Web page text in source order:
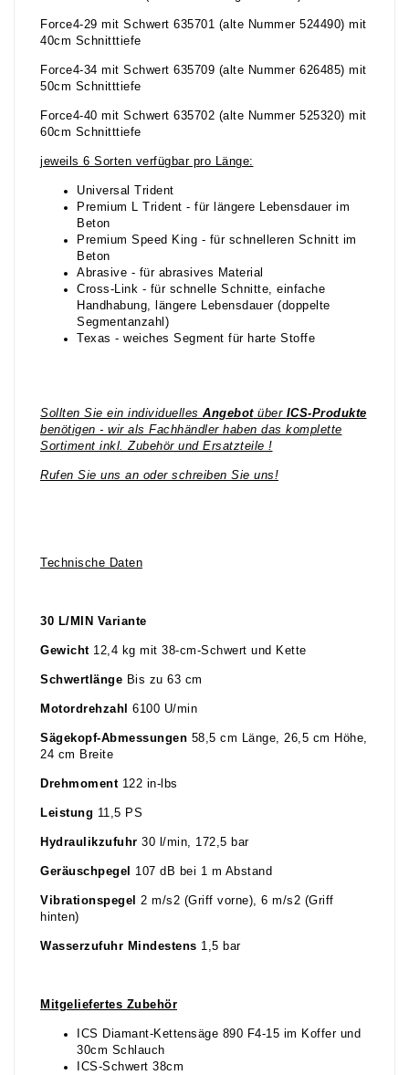
Force4-29 mit Schwert 635701 (alte Nummer 524490) mit
40cm Schnitttiefe
Force4-34 mit Schwert 635709 (alte Nummer 626485) mit
50cm Schnitttiefe
Force4-40 mit Schwert 635702 (alte Nummer 525320) mit
60cm Schnitttiefe
jeweils 6 Sorten verfügbar pro Länge:
Universal Trident
Premium L Trident - für längere Lebensdauer im
Beton
Premium Speed King - für schnelleren Schnitt im
Beton
Abrasive - für abrasives Material
Cross-Link - für schnelle Schnitte, einfache
Handhabung, längere Lebensdauer (doppelte
Segmentanzahl)
Texas - weiches Segment für harte Stoffe
Sollten Sie ein individuelles Angebotüber ICS-Produkte
benötigen - wir als Fachhändler haben das komplette
Sortiment inkl. Zubehör und Ersatzteile !
Rufen Sie uns an oder schreiben Sie uns!
Technische Daten
30 L/MIN Variante
Gewicht 12,4 kg mit 38-cm-Schwert und Kette
Schwertlänge Bis zu 63 cm
Motordrehzahl 6100 U/min
Sägekopf-Abmessungen 58,5 cm Länge, 26,5 cm Höhe,
24 cm Breite
Drehmoment122 in-lbs
Leistung 11,5 PS
Hydraulikzufuhr 30 l/min, 172,5 bar
Geräuschpegel 107 dB bei 1 m Abstand
Vibrationspegel
2 m/s2 (Griff vorne), 6 m/s2 (Griff
hinten)
Wasserzufuhr Mindestens 1,5 bar
Mitgeliefertes Zubehör
ICS Diamant-Kettensäge 890 F4-15 im Koffer und
30cm Schlauch
ICS-Schwert 38cm